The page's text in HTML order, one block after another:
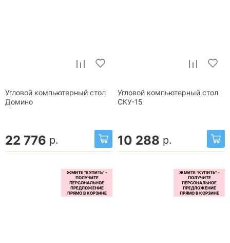
Угловой компьютерный стол
Домино
22 776 р.
Угловой компьютерный стол
СКУ-15
10 288 р.